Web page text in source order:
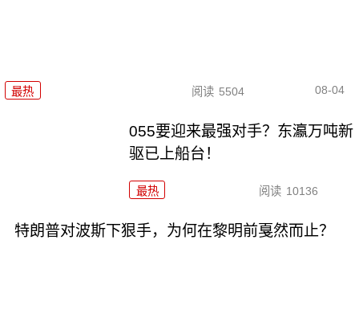
最热 阅读 5504 08-04
055要迎来最强对手？东瀛万吨新
驱已上船台！
最热 阅读 10136
特朗普对波斯下狠手，为何在黎明前戛然而止？